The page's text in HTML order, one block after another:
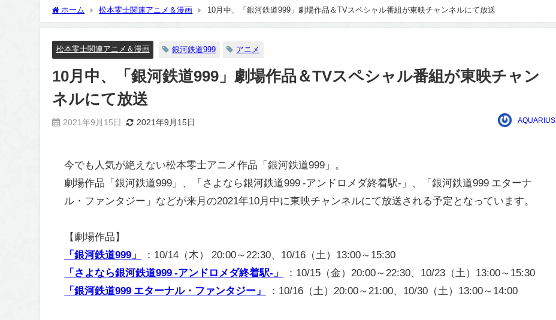
ホーム 松本零士関連アニメ＆漫画 10月中、「銀河鉄道999」劇場作品＆TVスペシャル番組が東映チャンネルにて放送
松本零士関連アニメ＆漫画 銀河鉄道999 アニメ
10月中、「銀河鉄道999」劇場作品＆TVスペシャル番組が東映チャン
ネルにて放送
2021年9月15日 2021年9月15日 AQUARIUS
今でも人気が絶えない松本零士アニメ作品「銀河鉄道999」。
劇場作品「銀河鉄道999」、「さよなら銀河鉄道999 -アンドロメダ終着駅-」、「銀河鉄道999 エターナ
ル・ファンタジー」などが来月の2021年10月中に東映チャンネルにて放送される予定となっています。
【劇場作品】
「銀河鉄道999」
：10/14（木） 20:00～22:30、10/16（土）13:00～15:30
「さよなら銀河鉄道999 -アンドロメダ終着駅-」
：10/15（金）20:00～22:30、10/23（土）13:00～15:30
「銀河鉄道999 エターナル・ファンタジー」
：10/16（土）20:00～21:00、10/30（土）13:00～14:00